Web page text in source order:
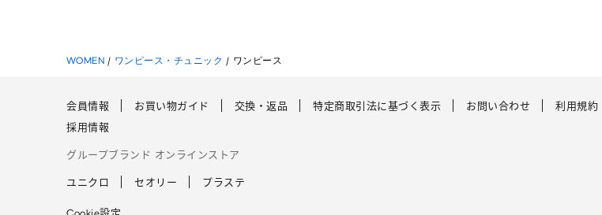
WOMEN / ワンピース・チュニック / ワンピース
会員情報 お買い物ガイド 交換・返品 特定商取引法に基づく表示 お問い合わせ 利用規約
採用情報
グループブランド オンラインストア
ユニクロ セオリー プラステ